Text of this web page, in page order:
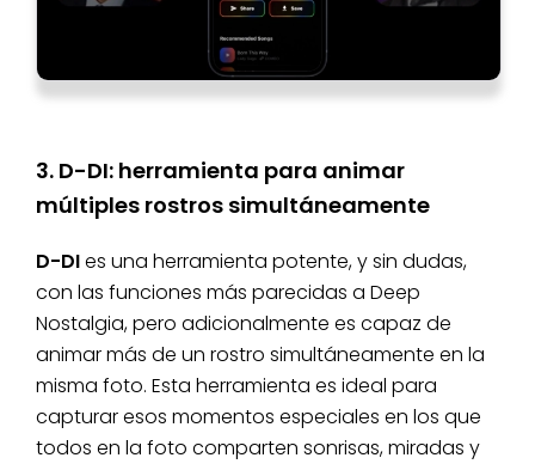
3. D-DI: herramienta para animar
múltiples rostros simultáneamente
D-DIes una herramienta potente, y sin dudas,
con las funciones más parecidas a Deep
Nostalgia, pero adicionalmente es capaz de
animar más de un rostro simultáneamente en la
misma foto. Esta herramienta es ideal para
capturar esos momentos especiales en los que
todos en la foto comparten sonrisas, miradas y